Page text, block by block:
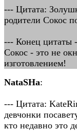
--- Цитата:
родители Сокос
--- Конец цитаты
Сокос - это не
изготовлением!
NataSHa:
--- Цитата:
девчонки
кто недавно это